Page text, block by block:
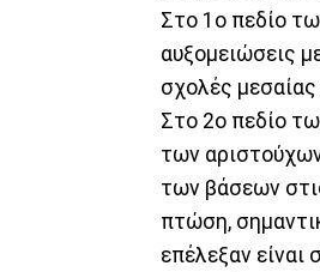
Στο 1ο πεδίο
αυξομειώσεις
σχολές
Στο 2ο πεδίο
των
των βάσεων
πτώση,
επέλεξαν